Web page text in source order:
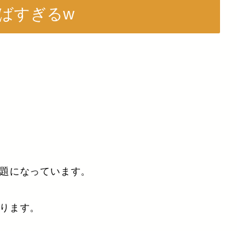
すぎるw
になっています。
ます。